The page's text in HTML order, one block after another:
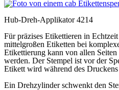
Hub-Dreh-Applikator 4214
Für präzises Etikettieren in
mittelgroßen Etiketten bei
Etikettierung kann von allen
werden. Der Stempel ist vor der
Etikett wird während des
Ein Drehzylinder schwenkt den